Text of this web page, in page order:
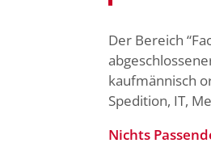
Der Bereich
kaufmännisch
Spedition, IT,
Nichts